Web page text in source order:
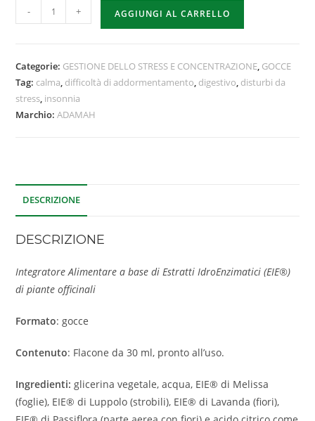
- + AGGIUNGI AL CARRELLO
Categorie: GESTIONE DELLO STRESS E CONCENTRAZIONE, GOCCE
Tag: calma, difficoltà di addormentamento, digestivo, disturbi da
stress, insonnia
Marchio:ADAMAH
DESCRIZIONE
DESCRIZIONE
Integratore Alimentare a base di Estratti IdroEnzimatici (EIE®)
di piante officinali
Formato: gocce
Contenuto: Flacone da 30 ml, pronto all’uso.
Ingredienti:glicerina vegetale, acqua, EIE® di Melissa
(foglie), EIE® di Luppolo (strobili), EIE® di Lavanda (fiori),